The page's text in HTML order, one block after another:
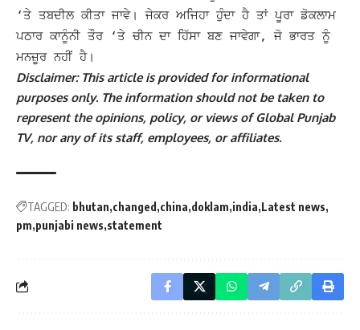
‘ਤੇ ਤਬਦੀਲ ਕੀਤਾ ਜਾਵੇ। ਜੇਕਰ ਅਜਿਹਾ ਹੁੰਦਾ ਹੈ ਤਾਂ ਪੂਰਾ ਡੋਕਲਾਮ
ਪਠਾਰ ਕਾਨੂੰਨੀ ਤੌਰ ‘ਤੇ ਚੀਨ ਦਾ ਹਿੱਸਾ ਬਣ ਜਾਵੇਗਾ, ਜੋ ਭਾਰਤ ਨੂੰ
ਮਨਜ਼ੂਰ ਨਹੀਂ ਹੈ।
Disclaimer: This article is provided for informational
purposes only. The information should not be taken to
represent the opinions, policy, or views of Global Punjab
TV, nor any of its staff, employees, or affiliates.
TAGGED: bhutan changed china doklam india Latest news
pm punjabi news statement